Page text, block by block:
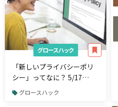
グロースハック
「新しいプライバシーポリ
シー」ってなに？ 5/17
Twitterアップデートにおけ
る変更点と影響を解説
グロースハック